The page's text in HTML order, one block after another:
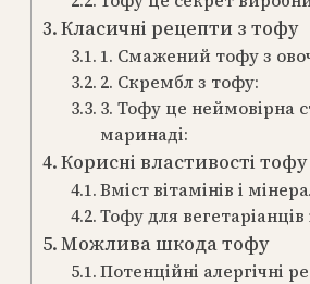
Класичні рецепти з тофу
1. Смажений тофу з
2. Скрембл з тофу:
3. Тофу це неймовірна
маринаді:
Корисні властивості тофу
Вміст вітамінів і
Тофу для вегетаріанців
Можлива шкода тофу
Потенційні алергічні